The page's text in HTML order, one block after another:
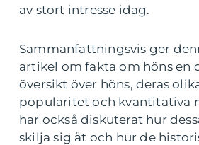
av stort intresse idag.
Sammanfattningsvis ger
artikel om fakta om höns en
översikt över höns, deras
popularitet och kvantitativa
har också diskuterat hur
skilja sig åt och hur de